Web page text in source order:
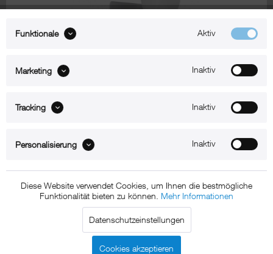
iPad Pro 12,9" Autohalter
Funktionale Aktiv
Marketing Inaktiv
Tracking Inaktiv
Personalisierung Inaktiv
Diese Website verwendet Cookies, um Ihnen die bestmögliche
Funktionalität bieten zu können. Mehr Informationen
Datenschutzeinstellungen
Cookies akzeptieren